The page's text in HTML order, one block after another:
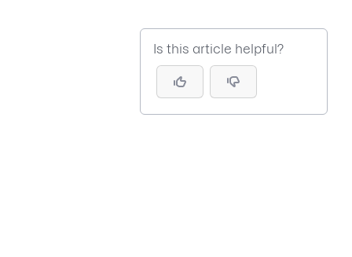
Is this article helpful?